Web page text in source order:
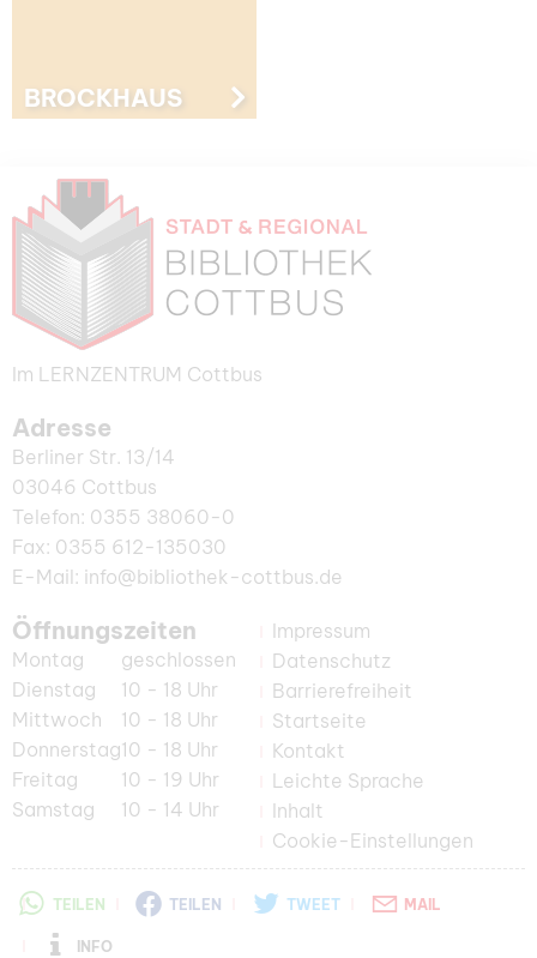
BROCKHAUS
Im LERNZENTRUM Cottbus
Adresse
Berliner Str. 13/14
03046 Cottbus
Telefon: 0355 38060-0
Fax: 0355 612-135030
E-Mail: info@bibliothek-cottbus.de
Öffnungszeiten
Montag
geschlossen
Dienstag
10 - 18 Uhr
Mittwoch
10 - 18 Uhr
Donnerstag10 - 18 Uhr
Freitag
10 - 19 Uhr
Samstag
10 - 14 Uhr
Impressum
Datenschutz
Barrierefreiheit
Startseite
Kontakt
Leichte Sprache
Inhalt
Cookie-Einstellungen
TEILEN TEILEN TWEET MAIL
INFO